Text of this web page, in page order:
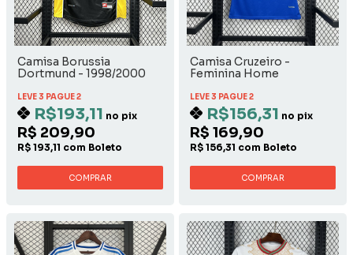
Camisa Borussia
Dortmund - 1998/2000
LEVE 3 PAGUE 2
R$193,11 no pix
R$ 209,90
R$ 193,11 com Boleto
COMPRAR
Camisa Cruzeiro -
Feminina Home
LEVE 3 PAGUE 2
R$156,31 no pix
R$ 169,90
R$ 156,31 com Boleto
COMPRAR